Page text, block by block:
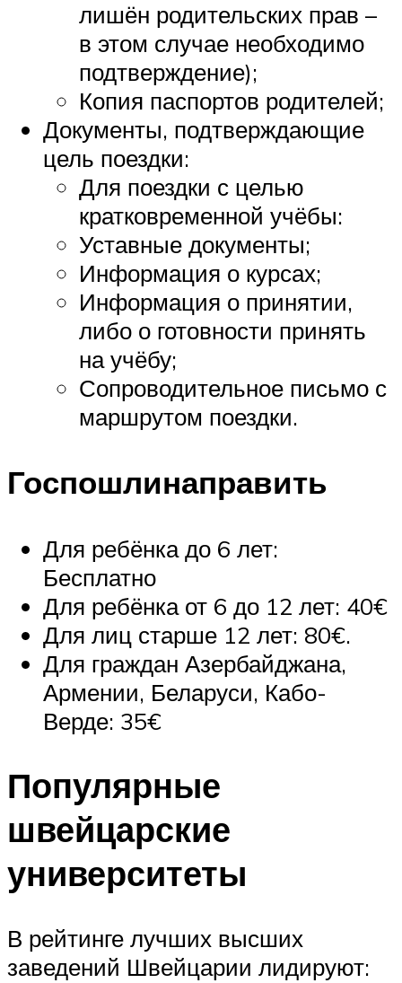
лишён родительских прав –
в этом случае необходимо
подтверждение);
Копия паспортов родителей;
Документы, подтверждающие
цель поездки:
Для поездки с целью
кратковременной учёбы:
Уставные документы;
Информация о курсах;
Информация о принятии,
либо о готовности принять
на учёбу;
Сопроводительное письмо с
маршрутом поездки.
Госпошлинаправить
Для ребёнка до 6 лет:
Бесплатно
Для ребёнка от 6 до 12 лет: 40€
Для лиц старше 12 лет: 80€.
Для граждан Азербайджана,
Армении, Беларуси, Кабо-
Верде: 35€
Популярные
швейцарские
университеты
В рейтинге лучших высших
заведений Швейцарии лидируют: